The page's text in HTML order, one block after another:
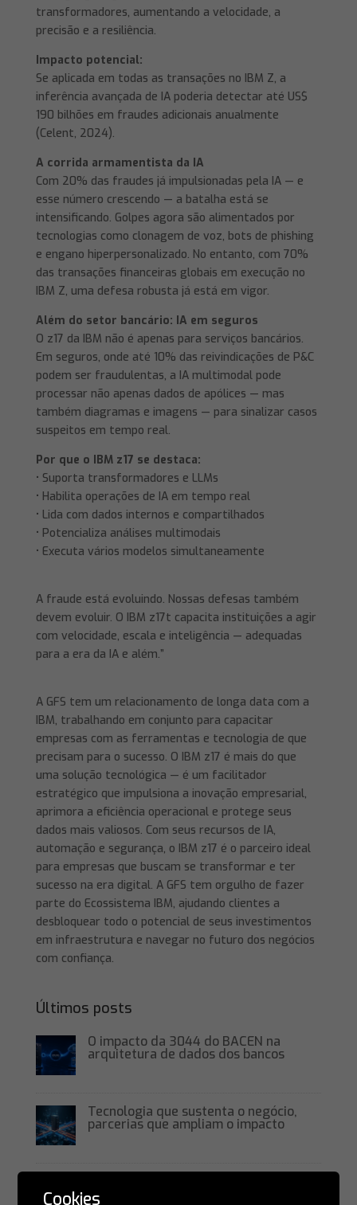
transformadores, aumentando a velocidade, a
precisão e a resiliência.
Impacto potencial:
Se aplicada em todas as transações no IBM Z, a
inferência avançada de IA poderia detectar até US$
190 bilhões em fraudes adicionais anualmente
(Celent, 2024).
A corrida armamentista da IA
Com 20% das fraudes já impulsionadas pela IA — e
esse número crescendo — a batalha está se
intensificando. Golpes agora são alimentados por
tecnologias como clonagem de voz, bots de phishing
e engano hiperpersonalizado. No entanto, com 70%
das transações financeiras globais em execução no
IBM Z, uma defesa robusta já está em vigor.
Além do setor bancário: IA em seguros
O z17 da IBM não é apenas para serviços bancários.
Em seguros, onde até 10% das reivindicações de P&C
podem ser fraudulentas, a IA multimodal pode
processar não apenas dados de apólices — mas
também diagramas e imagens — para sinalizar casos
suspeitos em tempo real.
Por que o IBM z17 se destaca:
• Suporta transformadores e LLMs
• Habilita operações de IA em tempo real
• Lida com dados internos e compartilhados
• Potencializa análises multimodais
• Executa vários modelos simultaneamente
A fraude está evoluindo. Nossas defesas também
devem evoluir. O IBM z17t capacita instituições a agir
com velocidade, escala e inteligência — adequadas
para a era da IA ​​e além.”
A GFS tem um relacionamento de longa data com a
IBM, trabalhando em conjunto para capacitar
empresas com as ferramentas e tecnologia de que
precisam para o sucesso. O IBM z17 é mais do que
uma solução tecnológica — é um facilitador
estratégico que impulsiona a inovação empresarial,
aprimora a eficiência operacional e protege seus
dados mais valiosos. Com seus recursos de IA,
automação e segurança, o IBM z17 é o parceiro ideal
para empresas que buscam se transformar e ter
sucesso na era digital. A GFS tem orgulho de fazer
parte do Ecossistema IBM, ajudando clientes a
desbloquear todo o potencial de seus investimentos
em infraestrutura e navegar no futuro dos negócios
com confiança.
Últimos posts
O impacto da 3044 do BACEN na
arquitetura de dados dos bancos
Tecnologia que sustenta o negócio,
parcerias que ampliam o impacto
segurança da fitoteca em ambientes
Cookies